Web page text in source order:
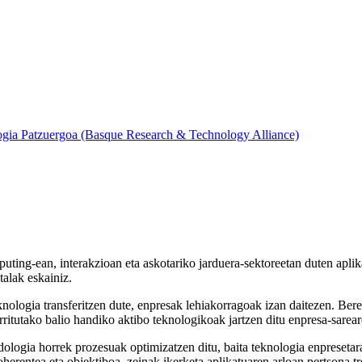
Patzuergoa (Basque Research & Technology Alliance)
ean, interakzioan eta askotariko jarduera-sektoreetan duten
eskainiz.
transferitzen dute, enpresak lehiakorragoak izan daitezen.
balio handiko aktibo teknologikoak jartzen ditu enpresa-
horrek prozesuak optimizatzen ditu, baita teknologia